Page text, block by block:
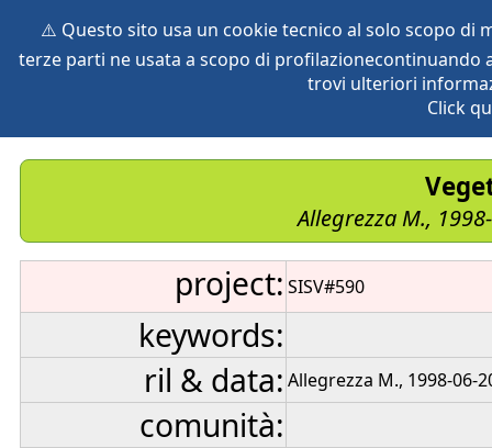
⚠️ Questo sito usa un cookie tecnico al solo scopo di
terze parti ne usata a scopo di
trovi ulteriori
Click
vegetation global db
Allegrezza M.,
project: SISV#590
keywords:
ril & data: Allegrezza M., 1998-06-
comunità: